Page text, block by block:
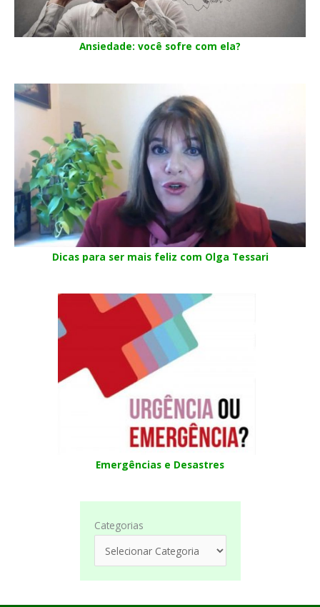
Ansiedade: você sofre com ela?
Dicas para ser mais feliz com Olga Tessari
Emergências e Desastres
Categorias